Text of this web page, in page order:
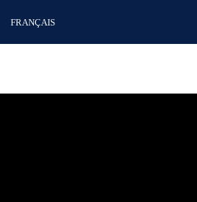
FRANÇAIS